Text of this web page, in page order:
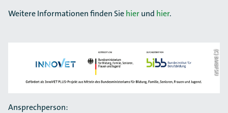
Weitere Informationen finden Siehierund hier.
(C) BMBFSFJ
Ansprechperson: